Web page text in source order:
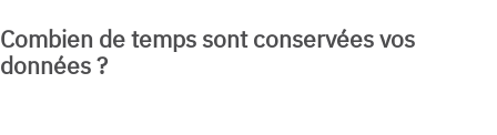
Combien de temps sont conservées vos
données ?